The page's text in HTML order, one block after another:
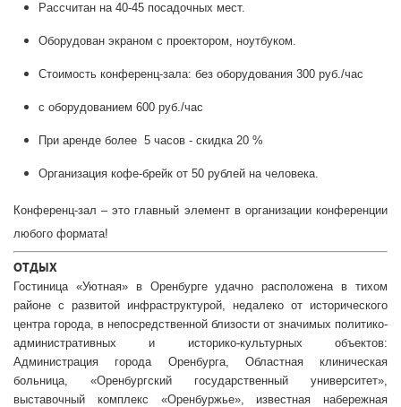
Рассчитан на 40-45 посадочных мест.
Оборудован экраном с проектором, ноутбуком.
Стоимость конференц-зала: без оборудования 300 руб./час
с оборудованием 600 руб./час
При аренде более 5 часов - скидка 20 %
Организация кофе-брейк от 50 рублей на человека.
Конференц-зал – это главный элемент в организации конференции
любого формата!
ОТДЫХ
Гостиница «Уютная» в Оренбурге удачно расположена в тихом
районе с развитой инфраструктурой, недалеко от исторического
центра города, в непосредственной близости от значимых политико-
административных и историко-культурных объектов:
Администрация города Оренбурга, Областная клиническая
больница, «Оренбургский государственный университет»,
выставочный комплекс «Оренбуржье», известная набережная